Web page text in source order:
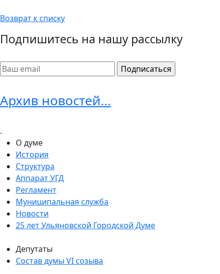
Возврат к списку
Подпишитесь на нашу рассылку
Архив новостей...
.
О думе
История
Структура
Аппарат УГД
Регламент
Муниципальная служба
Новости
25 лет Ульяновской Городской Думе
Депутаты
Состав думы VI созыва